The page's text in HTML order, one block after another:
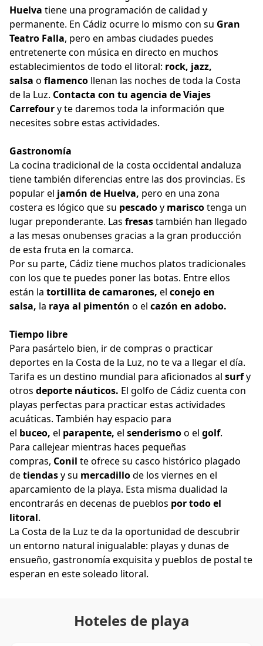
Huelva tiene una programación de calidad y
permanente. En Cádiz ocurre lo mismo con su Gran
Teatro Falla, pero en ambas ciudades puedes
entretenerte con música en directo en muchos
establecimientos de todo el litoral: rock, jazz,
salsa o flamenco llenan las noches de toda la Costa
de la Luz. Contacta con tu agencia de Viajes
Carrefoury te daremos toda la información que
necesites sobre estas actividades.
Gastronomía
La cocina tradicional de la costa occidental andaluza
tiene también diferencias entre las dos provincias. Es
popular el jamón de Huelva, pero en una zona
costera es lógico que su pescadoy mariscotenga un
lugar preponderante. Las fresastambién han llegado
a las mesas onubenses gracias a la gran producción
de esta fruta en la comarca.
Por su parte, Cádiz tiene muchos platos tradicionales
con los que te puedes poner las botas. Entre ellos
están la tortillita de camarones, el conejo en
salsa, la raya al pimentón o el cazón en adobo.
Tiempo libre
Para pasártelo bien, ir de compras o practicar
deportes en la Costa de la Luz, no te va a llegar el día.
Tarifa es un destino mundial para aficionados al surfy
otros deporte náuticos. El golfo de Cádiz cuenta con
playas perfectas para practicar estas actividades
acuáticas. También hay espacio para
el buceo, el parapente, el senderismoo el golf.
Para callejear mientras haces pequeñas
compras, Conil te ofrece su casco histórico plagado
detiendasy su mercadillode los viernes en el
aparcamiento de la playa. Esta misma dualidad la
encontrarás en decenas de pueblos por todo el
litoral.
La Costa de la Luz te da la oportunidad de descubrir
un entorno natural inigualable: playas y dunas de
ensueño, gastronomía exquisita y pueblos de postal te
esperan en este soleado litoral.
Hoteles de playa